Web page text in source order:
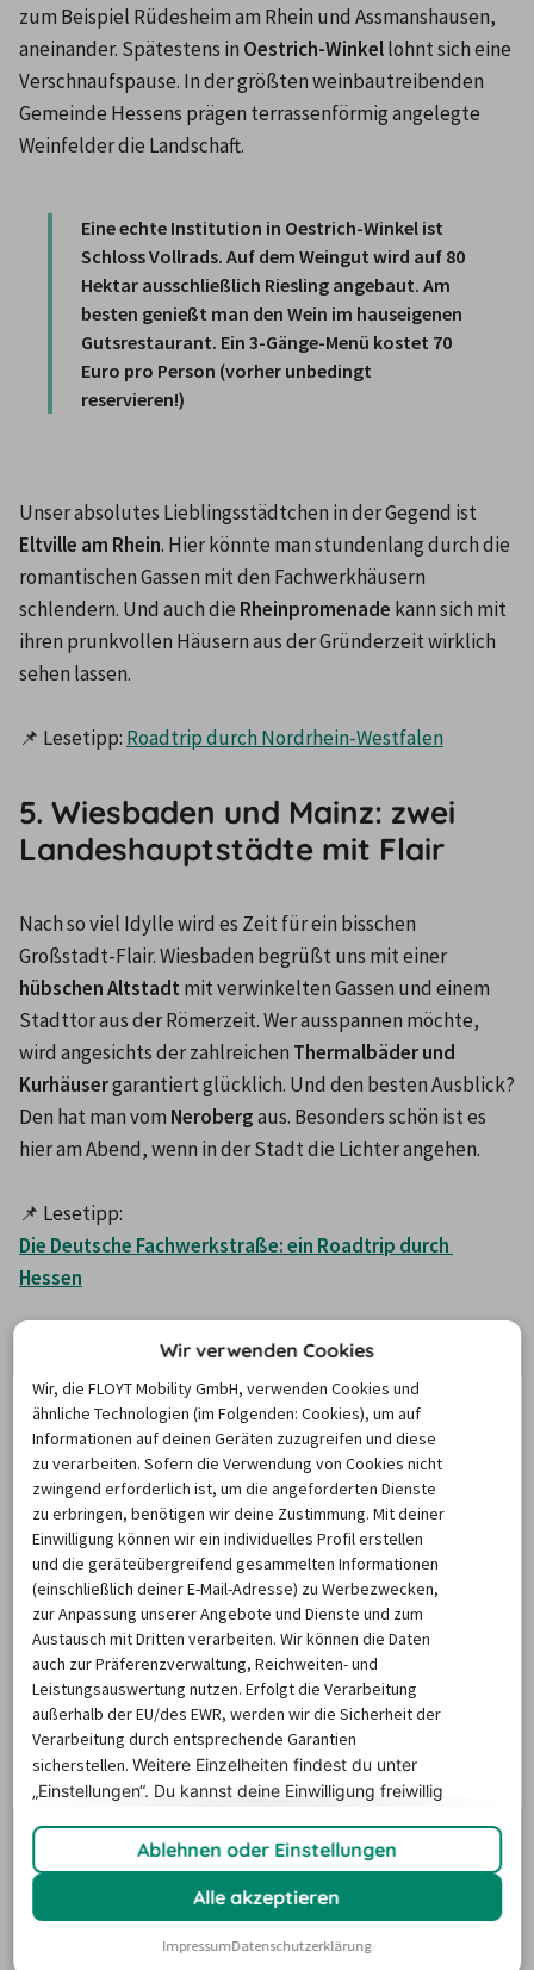
zum Beispiel Rüdesheim am Rhein und Assmanshausen,
aneinander. Spätestens in Oestrich-Winkel lohnt sich eine
Verschnaufspause. In der größten weinbautreibenden
Gemeinde Hessens prägen terrassenförmig angelegte
Weinfelder die Landschaft.
Eine echte Institution in Oestrich-Winkel ist
Schloss Vollrads. Auf dem Weingut wird auf 80
Hektar ausschließlich Riesling angebaut. Am
besten genießt man den Wein im hauseigenen
Gutsrestaurant. Ein 3-Gänge-Menü kostet 70
Euro pro Person (vorher unbedingt
reservieren!)
Eltville am Rhein. Hier könnte man stundenlang durch die
romantischen Gassen mit den Fachwerkhäusern
schlendern. Und auch die Rheinpromenade kann sich mit
ihren prunkvollen Häusern aus der Gründerzeit wirklich
sehen lassen.
📌 Lesetipp: Roadtrip durch Nordrhein-Westfalen
5. Wiesbaden und Mainz: zwei
Landeshauptstädte mit Flair
Nach so viel Idylle wird es Zeit für ein bisschen
Großstadt-Flair. Wiesbaden begrüßt uns mit einer
hübschen Altstadt mit verwinkelten Gassen und einem
Stadttor aus der Römerzeit. Wer ausspannen möchte,
wird angesichts der zahlreichen Thermalbäder und
Kurhäuser garantiert glücklich. Und den besten Ausblick?
Den hat man vom Neroberg aus. Besonders schön ist es
hier am Abend, wenn in der Stadt die Lichter angehen.
📌 Lesetipp:
Die Deutsche Fachwerkstraße: ein Roadtrip durch
Hessen
Auch die Landeshauptstadt von Rheinland-Pfalz ist einen
natürlich ein Besuch des Mainzer Doms. Vorbild für das
Wahrzeichen der Stadt war kein geringeres Gebäude als
der Petersdom in Rom. Auf der Suche nach einem
besonderen Accessoire? Im ZDF-Shop gibt es für
Mainzelmännchen-Fans Mitbringsel für jede Lebenlage.
Sowohl in Wiesbaden als auch in Mainz
können Sie stressfrei auf einem der
kostenlosen Park-and-Ride-Plätze im
Stadtgürtel parken und mit Öffentlichen
Verkehrsmitteln ins Zentrum fahren. In Mainz
können wir den P-&-R-Parkplatz "Am
Mühldreieck" empfehlen, in Wiesbaden den
6. Links am Rhein entlang: mit
dem Auto zurück nach Köln
Wir verwenden Cookies
Wir, die FLOYT Mobility GmbH, verwenden Cookies und
ähnliche Technologien (im Folgenden: Cookies), um auf
Informationen auf deinen Geräten zuzugreifen und diese
zu verarbeiten. Sofern die Verwendung von Cookies nicht
zwingend erforderlich ist, um die angeforderten Dienste
zu erbringen, benötigen wir deine Zustimmung. Mit deiner
Einwilligung können wir ein individuelles Profil erstellen
und die geräteübergreifend gesammelten Informationen
(einschließlich deiner E-Mail-Adresse) zu Werbezwecken,
zur Anpassung unserer Angebote und Dienste und zum
Austausch mit Dritten verarbeiten. Wir können die Daten
auch zur Präferenzverwaltung, Reichweiten- und
Leistungsauswertung nutzen. Erfolgt die Verarbeitung
außerhalb der EU/des EWR, werden wir die Sicherheit der
Verarbeitung durch entsprechende Garantien
sicherstellen.Weitere Einzelheiten findest du unter
„Einstellungen“. Du kannst deine Einwilligung freiwillig
Ablehnen oder Einstellungen
Alle akzeptieren
ImpressumDatenschutzerklärung